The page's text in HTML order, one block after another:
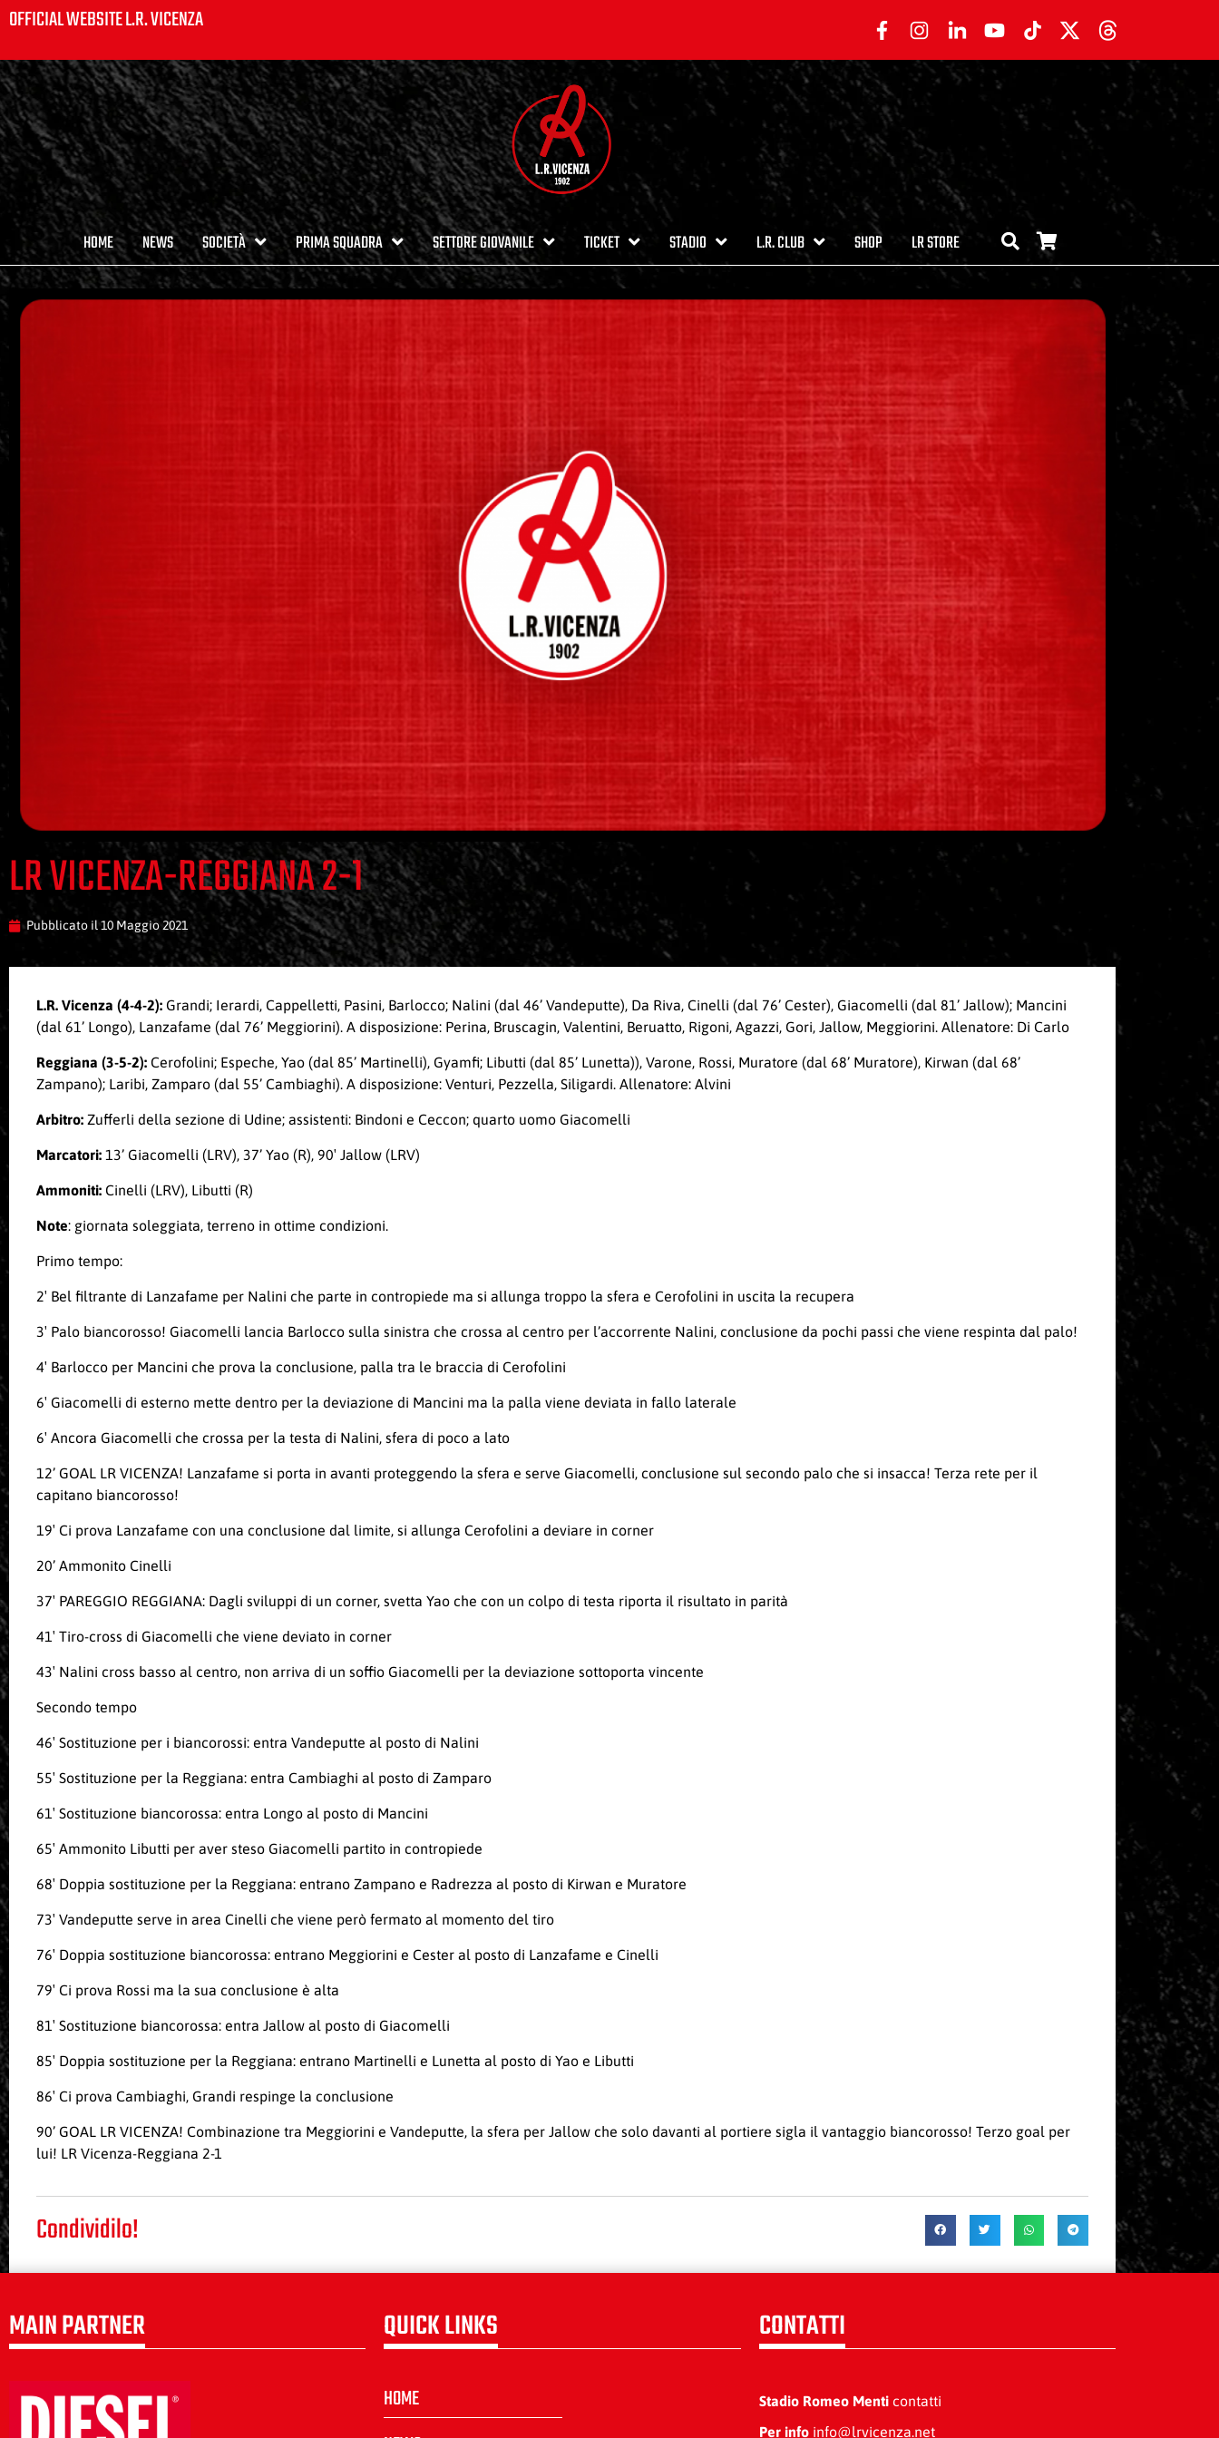
OFFICIAL WEBSITE L.R. VICENZA
HOME NEWS SOCIETÀ PRIMA SQUADRA SETTORE GIOVANILE TICKET STADIO L.R. CLUB SHOP LR STORE
LR VICENZA-REGGIANA 2-1
Pubblicato il10 Maggio 2021
L.R. Vicenza (4-4-2): Grandi; Ierardi, Cappelletti, Pasini, Barlocco; Nalini (dal 46’ Vandeputte), Da Riva, Cinelli (dal 76’ Cester), Giacomelli (dal 81’ Jallow); Mancini
(dal 61’ Longo), Lanzafame (dal 76’ Meggiorini). A disposizione: Perina, Bruscagin, Valentini, Beruatto, Rigoni, Agazzi, Gori, Jallow, Meggiorini. Allenatore: Di Carlo
Reggiana (3-5-2): Cerofolini; Espeche, Yao (dal 85’ Martinelli), Gyamfi; Libutti (dal 85’ Lunetta)), Varone, Rossi, Muratore (dal 68’ Muratore), Kirwan (dal 68’
Zampano); Laribi, Zamparo (dal 55’ Cambiaghi). A disposizione: Venturi, Pezzella, Siligardi. Allenatore: Alvini
Arbitro: Zufferli della sezione di Udine; assistenti: Bindoni e Ceccon; quarto uomo Giacomelli
Marcatori: 13’ Giacomelli (LRV), 37’ Yao (R), 90′ Jallow (LRV)
Ammoniti: Cinelli (LRV), Libutti (R)
Note: giornata soleggiata, terreno in ottime condizioni.
Primo tempo:
2′ Bel filtrante di Lanzafame per Nalini che parte in contropiede ma si allunga troppo la sfera e Cerofolini in uscita la recupera
3′ Palo biancorosso! Giacomelli lancia Barlocco sulla sinistra che crossa al centro per l’accorrente Nalini, conclusione da pochi passi che viene respinta dal palo!
4′ Barlocco per Mancini che prova la conclusione, palla tra le braccia di Cerofolini
6′ Giacomelli di esterno mette dentro per la deviazione di Mancini ma la palla viene deviata in fallo laterale
6′ Ancora Giacomelli che crossa per la testa di Nalini, sfera di poco a lato
12’ GOAL LR VICENZA! Lanzafame si porta in avanti proteggendo la sfera e serve Giacomelli, conclusione sul secondo palo che si insacca! Terza rete per il
capitano biancorosso!
19′ Ci prova Lanzafame con una conclusione dal limite, si allunga Cerofolini a deviare in corner
20’ Ammonito Cinelli
37′ PAREGGIO REGGIANA: Dagli sviluppi di un corner, svetta Yao che con un colpo di testa riporta il risultato in parità
41′ Tiro-cross di Giacomelli che viene deviato in corner
43′ Nalini cross basso al centro, non arriva di un soffio Giacomelli per la deviazione sottoporta vincente
Secondo tempo
46′ Sostituzione per i biancorossi: entra Vandeputte al posto di Nalini
55′ Sostituzione per la Reggiana: entra Cambiaghi al posto di Zamparo
61′ Sostituzione biancorossa: entra Longo al posto di Mancini
65′ Ammonito Libutti per aver steso Giacomelli partito in contropiede
68′ Doppia sostituzione per la Reggiana: entrano Zampano e Radrezza al posto di Kirwan e Muratore
73′ Vandeputte serve in area Cinelli che viene però fermato al momento del tiro
76′ Doppia sostituzione biancorossa: entrano Meggiorini e Cester al posto di Lanzafame e Cinelli
79′ Ci prova Rossi ma la sua conclusione è alta
81′ Sostituzione biancorossa: entra Jallow al posto di Giacomelli
85′ Doppia sostituzione per la Reggiana: entrano Martinelli e Lunetta al posto di Yao e Libutti
86′ Ci prova Cambiaghi, Grandi respinge la conclusione
90’ GOAL LR VICENZA! Combinazione tra Meggiorini e Vandeputte, la sfera per Jallow che solo davanti al portiere sigla il vantaggio biancorosso! Terzo goal per
lui! LR Vicenza-Reggiana 2-1
Condividilo!
MAIN PARTNER QUICK LINKS
HOME
CONTATTI
Stadio Romeo Menticontatti
Per infoinfo@lrvicenza.net